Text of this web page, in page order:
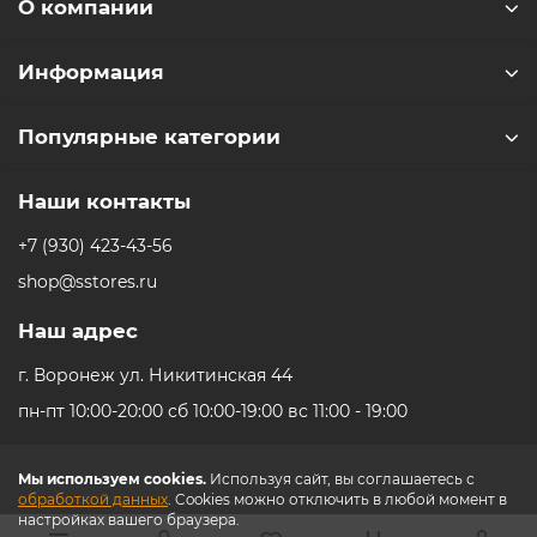
системой охлаждения обеспечивает непрерывную
продолжительностью до 100 минут и до 190 минут
цвета, позволяя захватывать более миллиарда цветов.
Режим D-Log M дополнительно расширяет
большей гибкости на этапе постобработки.
Магнитная экосистема быстрого высвобождения
Osmo
Совместим с аксессуарами серии Osmo Action и
палки для селфи и регулируемого быстросъемного
адаптера.
Мы используем cookies. Используя сайт, вы соглашаетесь с
обработкой данных. Cookies можно отключить в любой момент в
настройках вашего браузера.
О компании
Информация
Популярные категории
Наши контакты
+7 (930) 423-43-56
shop@sstores.ru
Наш адрес
г. Воронеж ул. Никитинская 44
пн-пт 10:00-20:00 сб 10:00-19:00 вс 11:00 - 19:00